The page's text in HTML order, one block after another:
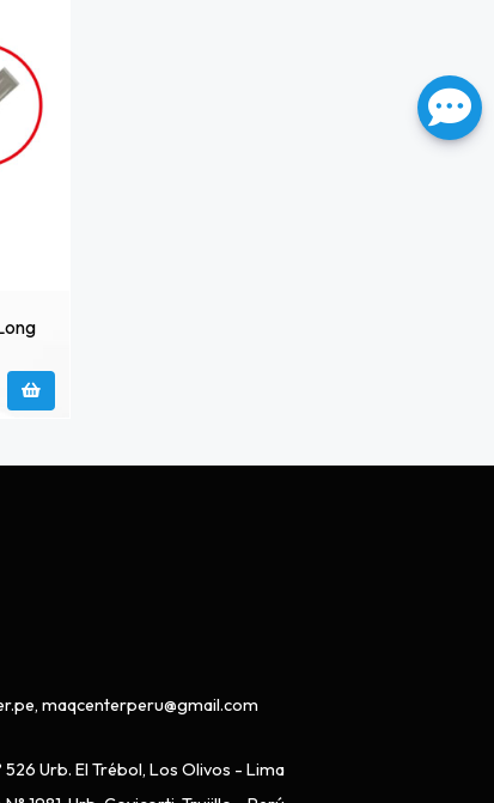
maqcenterperu@gmail.com
526 Urb. El Trébol, Los Olivos - Lima